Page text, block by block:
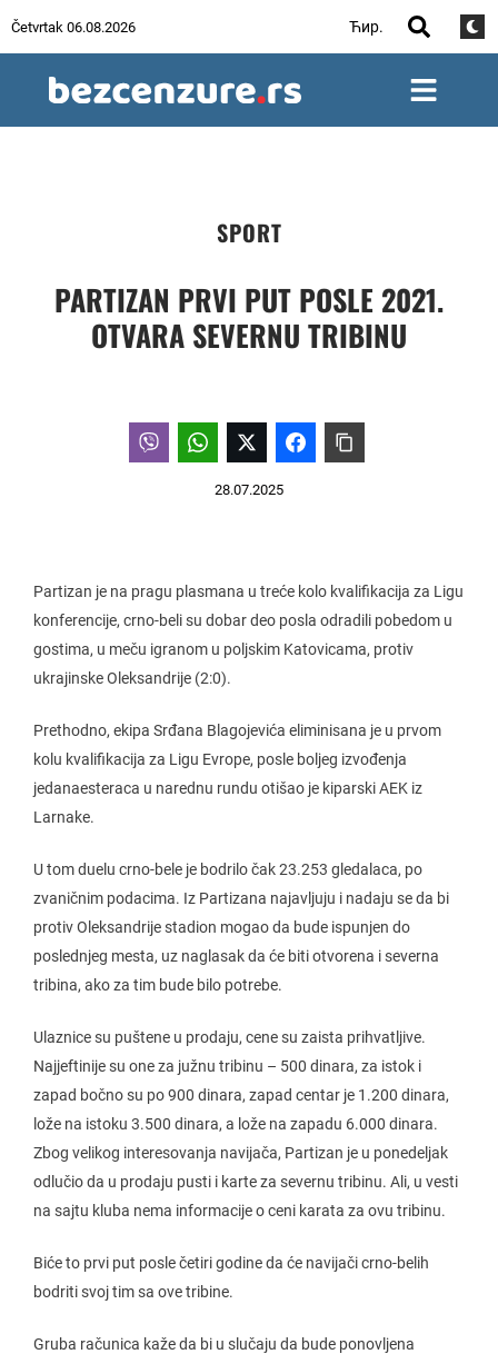
Četvrtak 06.08.2026 Ћир.
SPORT
PARTIZAN PRVI PUT POSLE 2021.
OTVARA SEVERNU TRIBINU
28.07.2025
Partizan je na pragu plasmana u treće kolo kvalifikacija za Ligu
konferencije, crno-beli su dobar deo posla odradili pobedom u
gostima, u meču igranom u poljskim Katovicama, protiv
ukrajinske Oleksandrije (2:0).
Prethodno, ekipa Srđana Blagojevića eliminisana je u prvom
kolu kvalifikacija za Ligu Evrope, posle boljeg izvođenja
jedanaesteraca u narednu rundu otišao je kiparski AEK iz
Larnake.
U tom duelu crno-bele je bodrilo čak 23.253 gledalaca, po
zvaničnim podacima. Iz Partizana najavljuju i nadaju se da bi
protiv Oleksandrije stadion mogao da bude ispunjen do
poslednjeg mesta, uz naglasak da će biti otvorena i severna
tribina, ako za tim bude bilo potrebe.
Ulaznice su puštene u prodaju, cene su zaista prihvatljive.
Najjeftinije su one za južnu tribinu – 500 dinara, za istok i
zapad bočno su po 900 dinara, zapad centar je 1.200 dinara,
lože na istoku 3.500 dinara, a lože na zapadu 6.000 dinara.
Zbog velikog interesovanja navijača, Partizan je u ponedeljak
odlučio da u prodaju pusti i karte za severnu tribinu. Ali, u vesti
na sajtu kluba nema informacije o ceni karata za ovu tribinu.
Biće to prvi put posle četiri godine da će navijači crno-belih
bodriti svoj tim sa ove tribine.
Gruba računica kaže da bi u slučaju da bude ponovljena